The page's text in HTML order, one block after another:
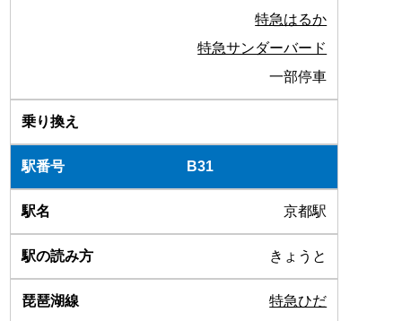
特急はるか
特急サンダーバード
一部停車
B31
京都駅
きょうと
特急ひだ